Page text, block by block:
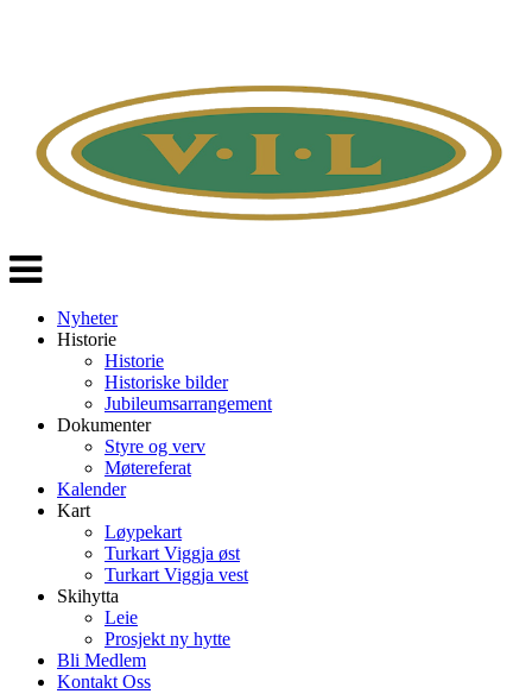
Veksle
navigasjon
Nyheter
Historie
Historie
Historiske bilder
Jubileumsarrangement
Dokumenter
Styre og verv
Møtereferat
Kalender
Kart
Løypekart
Turkart Viggja øst
Turkart Viggja vest
Skihytta
Leie
Prosjekt ny hytte
Bli Medlem
Kontakt Oss